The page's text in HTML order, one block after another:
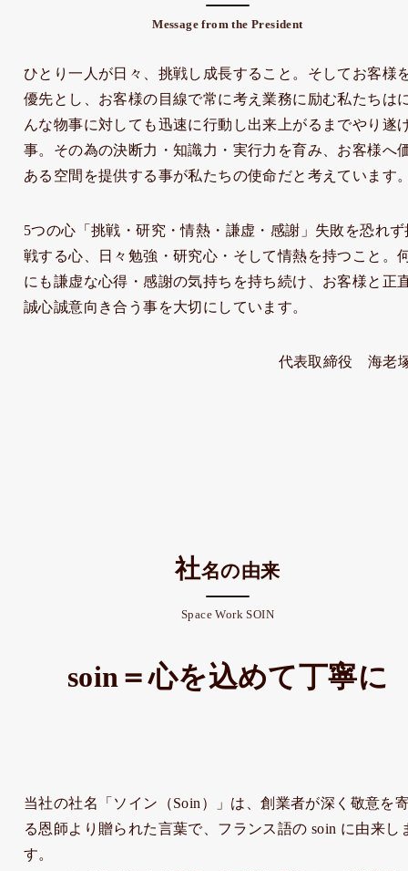
Message from the President
ひとり一人が日々、挑戦し成長すること。そしてお客様
優先とし、お客様の目線で常に考え業務に励む私たちは
んな物事に対しても迅速に行動し出来上がるまでやり遂
事。その為の決断力・知識力・実行力を育み、お客様へ
ある空間を提供する事が私たちの使命だと考えています
5つの心「挑戦・研究・情熱・謙虚・感謝」失敗を恐れず
戦する心、日々勉強・研究心・そして情熱を持つこと。
にも謙虚な心得・感謝の気持ちを持ち続け、お客様と正
誠心誠意向き合う事を大切にしています。
代表取締役 海老
社名の由来
Space Work SOIN
soin＝心を込めて丁寧に
当社の社名「ソイン（Soin）」は、創業者が深く敬意を
る恩師より贈られた言葉で、フランス語の soin に由来し
す。